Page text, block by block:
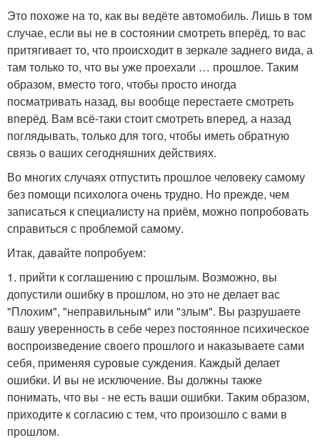
Это похоже на то, как вы ведёте автомобиль. Лишь в том
случае, если вы не в состоянии смотреть вперёд, то вас
притягивает то, что происходит в зеркале заднего вида, а
там только то, что вы уже проехали … прошлое. Таким
образом, вместо того, чтобы просто иногда
посматривать назад, вы вообще перестаете смотреть
вперёд. Вам всё-таки стоит смотреть вперед, а назад
поглядывать, только для того, чтобы иметь обратную
связь о ваших сегодняшних действиях.
Во многих случаях отпустить прошлое человеку самому
без помощи психолога очень трудно. Но прежде, чем
записаться к специалисту на приём, можно попробовать
справиться с проблемой самому.
Итак, давайте попробуем:
1. прийти к соглашению с прошлым. Возможно, вы
допустили ошибку в прошлом, но это не делает вас
"Плохим", "неправильным" или "злым". Вы разрушаете
вашу уверенность в себе через постоянное психическое
воспроизведение своего прошлого и наказываете сами
себя, применяя суровые суждения. Каждый делает
ошибки. И вы не исключение. Вы должны также
понимать, что вы - не есть ваши ошибки. Таким образом,
приходите к согласию с тем, что произошло с вами в
прошлом.